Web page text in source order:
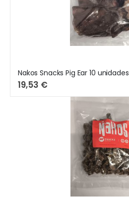
Nakos Snacks Pig Ear 10 unidades
19,53 €